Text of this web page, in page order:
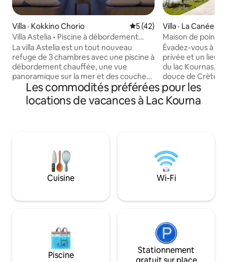
Villa · Kokkino Chorio Note moyenne de 5 sur 5,
5 (42)
Villa Astelia • Piscine à débordement
chauffée
La villa Astelia est un tout nouveau
refuge de 3 chambres avec une piscine à
débordement chauffée, une vue
panoramique sur la mer et des couchers
de soleil que vous n'oublierez pas.
L'Internet ultra-rapide de 400 Mbit/s
avec sauvegarde 5G est idéal pour le
matériaux naturels, rien entre vous et la
côte crétoise. Situé sur un terrain
surélevé entre La Canée et Réthymnon,
à quelques minutes des plages
foule.
Villa · La Canée
Maison de point
Kourna
Évadez-vous à
privée et un lieu
du lac Kournas, le
douce de Crète.
villa privée
10 personnes.
5 chambres avec
parfaite de
nature.
et Réthymnon,
idéal pour
Les commodités préférées pour les
locations de vacances à Lac Kourna
Cuisine Wi-Fi
Piscine
Stationnement